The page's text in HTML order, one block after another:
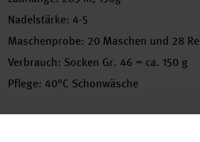
Nadelstärke: 4-5
Maschenprobe: 20 Maschen und 28
Verbrauch: Socken Gr. 46 = ca. 150 g
Pflege: 40°C Schonwäsche